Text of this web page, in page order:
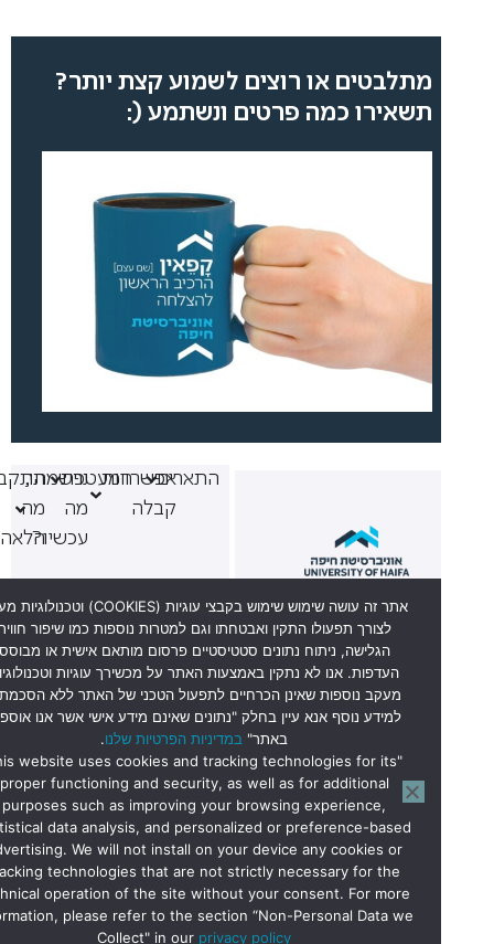
מתלבטים או רוצים לשמוע קצת יותר?
תשאירו כמה פרטים ונשתמע (:
מתעניינים 6569*
להגיע לשיחת ייעוץ
חדר 027
בימים א’-ה’ בשעות
הקבלה:
14:30-9:30.
התאריםאפשרויותהמעטפתנרשמתי,
מה
עכשיו?
התקבלתי,
מה
הלאה?
אתר זה עושה שימוש שימוש בקבצי עוגיות (COOKIES) וטכנולוגיות מעקב
לצורך תפעולו התקין ואבטחתו וגם למטרות נוספות כמו שיפור חווית
הגלישה, ניתוח נתונים סטטיסטיים פרסום מותאם אישית או מבוסס
העדפות. אנו לא נתקין באמצעות האתר על מכשירך עוגיות וטכנולוגיות
מעקב נוספות שאינן הכרחיים לתפעול הטכני של האתר ללא הסכמתך.
למידע נוסף אנא עיין בחלק "נתונים שאינם מידע אישי אשר אנו אוספים
במדיניות הפרטיות שלנו.
"This website uses cookies and tracking technologies for its
proper functioning and security, as well as for additional
purposes such as improving your browsing experience,
statistical data analysis, and personalized or preference-based
advertising. We will not install on your device any cookies or
tracking technologies that are not strictly necessary for the
technical operation of the site without your consent. For more
information, please refer to the section “Non-Personal Data we
Collect" in our privacy policy